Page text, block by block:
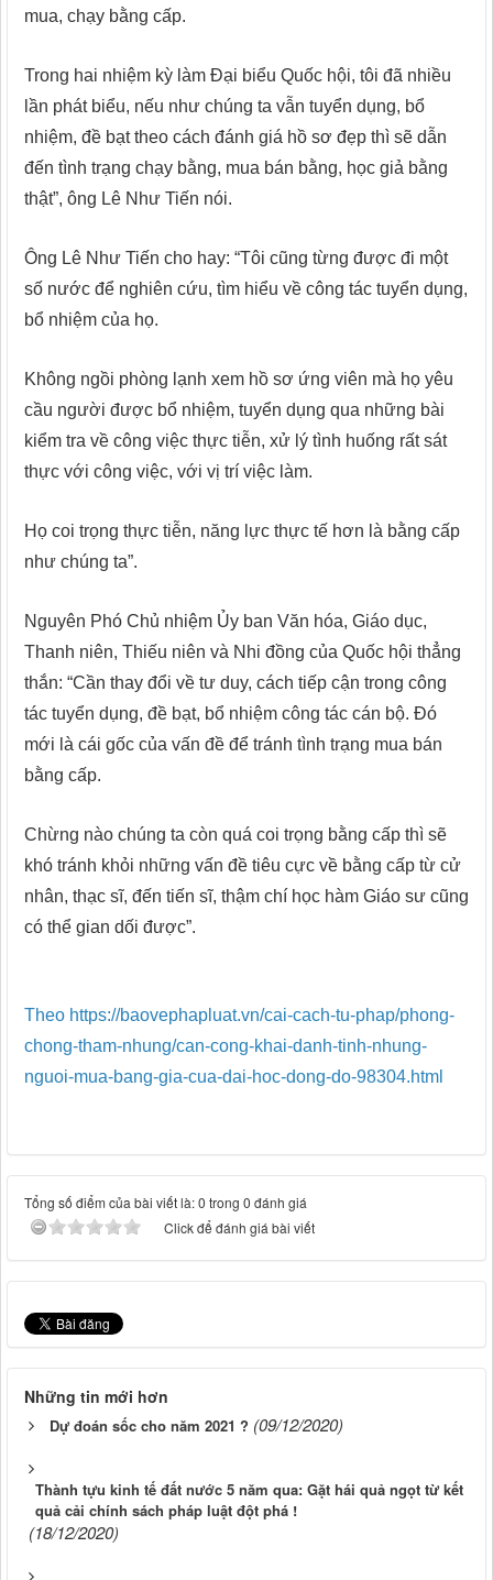
mua, chạy bằng cấp.
Trong hai nhiệm kỳ làm Đại biểu Quốc hội, tôi đã nhiều
lần phát biểu, nếu như chúng ta vẫn tuyển dụng, bổ
nhiệm, đề bạt theo cách đánh giá hồ sơ đẹp thì sẽ dẫn
đến tình trạng chạy bằng, mua bán bằng, học giả bằng
thật”, ông Lê Như Tiến nói.
Ông Lê Như Tiến cho hay: “Tôi cũng từng được đi một
số nước để nghiên cứu, tìm hiểu về công tác tuyển dụng,
bổ nhiệm của họ.
Không ngồi phòng lạnh xem hồ sơ ứng viên mà họ yêu
cầu người được bổ nhiệm, tuyển dụng qua những bài
kiểm tra về công việc thực tiễn, xử lý tình huống rất sát
thực với công việc, với vị trí việc làm.
Họ coi trọng thực tiễn, năng lực thực tế hơn là bằng cấp
như chúng ta”.
Nguyên Phó Chủ nhiệm Ủy ban Văn hóa, Giáo dục,
Thanh niên, Thiếu niên và Nhi đồng của Quốc hội thẳng
thắn: “Cần thay đổi về tư duy, cách tiếp cận trong công
tác tuyển dụng, đề bạt, bổ nhiệm công tác cán bộ. Đó
mới là cái gốc của vấn đề để tránh tình trạng mua bán
bằng cấp.
Chừng nào chúng ta còn quá coi trọng bằng cấp thì sẽ
khó tránh khỏi những vấn đề tiêu cực về bằng cấp từ cử
nhân, thạc sĩ, đến tiến sĩ, thậm chí học hàm Giáo sư cũng
có thể gian dối được”.
Theo https://baovephapluat.vn/cai-cach-tu-phap/phong-
chong-tham-nhung/can-cong-khai-danh-tinh-nhung-
nguoi-mua-bang-gia-cua-dai-hoc-dong-do-98304.html
Tổng số điểm của bài viết là: 0 trong 0 đánh giá
Click để đánh giá bài viết
Những tin mới hơn
Dự đoán sốc cho năm 2021 ? (09/12/2020)
Thành tựu kinh tế đất nước 5 năm qua: Gặt hái quả ngọt từ kết
quả cải chính sách pháp luật đột phá !
(18/12/2020)